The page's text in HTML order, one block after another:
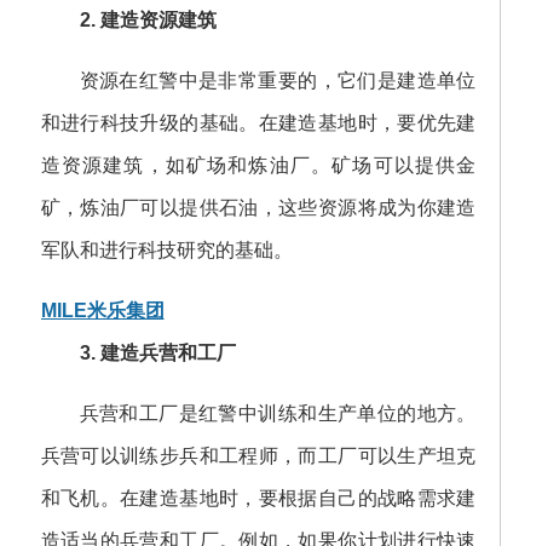
2. 建造资源建筑
资源在红警中是非常重要的，它们是建造单位
和进行科技升级的基础。在建造基地时，要优先建
造资源建筑，如矿场和炼油厂。矿场可以提供金
矿，炼油厂可以提供石油，这些资源将成为你建造
军队和进行科技研究的基础。
MILE米乐集团
3. 建造兵营和工厂
兵营和工厂是红警中训练和生产单位的地方。
兵营可以训练步兵和工程师，而工厂可以生产坦克
和飞机。在建造基地时，要根据自己的战略需求建
造适当的兵营和工厂。例如，如果你计划进行快速